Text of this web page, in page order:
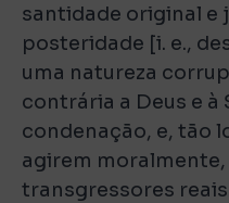
santidade original e
posteridade [i. e.,
uma natureza
contrária a Deus e à
condenação, e, tão
agirem
transgressores